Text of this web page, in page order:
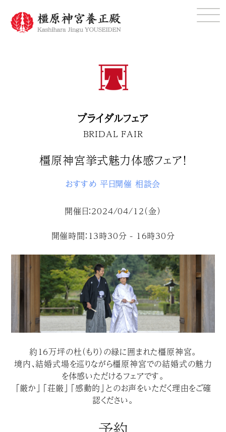
ブライダルフェア
BRIDAL FAIR
橿原神宮挙式魅力体感フェア！
おすすめ 平日開催 相談会
開催日：2024/04/12（金）
開催時間：13時30分 - 16時30分
約１６万坪の杜（もり）の緑に囲まれた橿原神宮。
境内、結婚式場を巡りながら橿原神宮での結婚式の魅力
を体感いただけるフェアです。
「厳か」「荘厳」「感動的」とのお声をいただく理由をご確
認ください。